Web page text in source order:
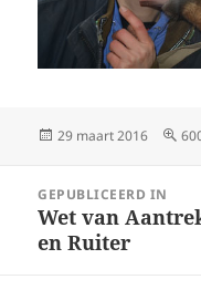
Geplaatst
29 maart 2016
navigatieGEPUBLICEERD IN
Wet van
en Ruiter